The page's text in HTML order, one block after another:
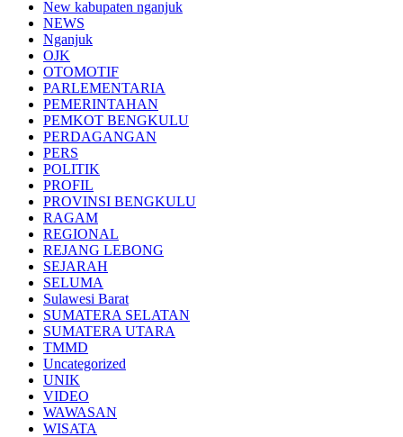
New kabupaten nganjuk
NEWS
Nganjuk
OJK
OTOMOTIF
PARLEMENTARIA
PEMERINTAHAN
PEMKOT BENGKULU
PERDAGANGAN
PERS
POLITIK
PROFIL
PROVINSI BENGKULU
RAGAM
REGIONAL
REJANG LEBONG
SEJARAH
SELUMA
Sulawesi Barat
SUMATERA SELATAN
SUMATERA UTARA
TMMD
Uncategorized
UNIK
VIDEO
WAWASAN
WISATA